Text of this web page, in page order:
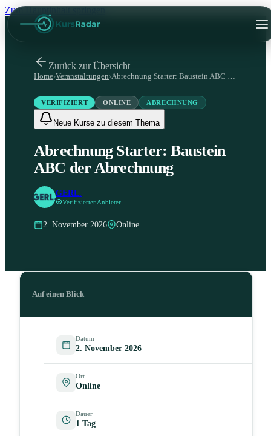
Zum Hauptinhalt springen
Zurück zur Übersicht
Home›Veranstaltungen› Abrechnung Starter: Baustein ABC der Abrechnung
VERIFIZIERT ONLINE ABRECHNUNG
Neue Kurse zu diesem Thema
Abrechnung Starter: Baustein
ABC der Abrechnung
GERL.
Verifizierter Anbieter
2. November 2026 Online
Auf einen Blick
Datum
2. November 2026
Ort
Online
Dauer
1 Tag